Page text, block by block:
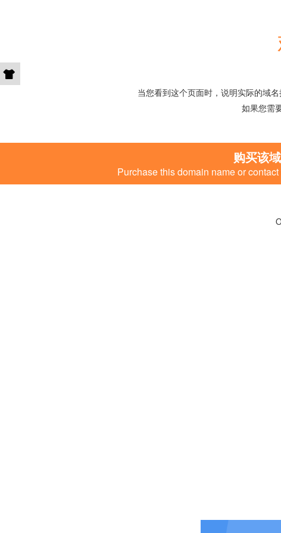
当您看到这个页面时，说明实际的域
如果您需
购买该
Purchase this domain name or